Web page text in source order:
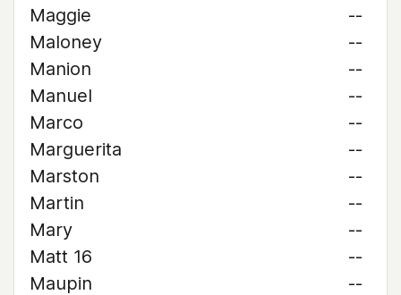
Maggie
--
Maloney
--
Manion
--
Manuel
--
Marco
--
Marguerita
--
Marston
--
Martin
--
Mary
--
Matt 16
--
Maupin
--